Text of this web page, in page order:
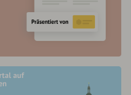
auf